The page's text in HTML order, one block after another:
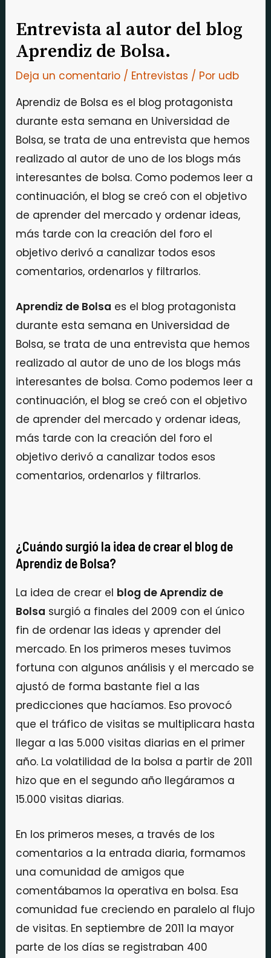
Entrevista al autor del blog
Aprendiz de Bolsa.
Deja un comentario / Entrevistas / Por udb
Aprendiz de Bolsa es el blog protagonista
durante esta semana en Universidad de
Bolsa, se trata de una entrevista que hemos
realizado al autor de uno de los blogs más
interesantes de bolsa. Como podemos leer a
continuación, el blog se creó con el objetivo
de aprender del mercado y ordenar ideas,
más tarde con la creación del foro el
objetivo derivó a canalizar todos esos
comentarios, ordenarlos y filtrarlos.
Aprendiz de Bolsa es el blog protagonista
durante esta semana en Universidad de
Bolsa, se trata de una entrevista que hemos
realizado al autor de uno de los blogs más
interesantes de bolsa. Como podemos leer a
continuación, el blog se creó con el objetivo
de aprender del mercado y ordenar ideas,
más tarde con la creación del foro el
objetivo derivó a canalizar todos esos
comentarios, ordenarlos y filtrarlos.
¿Cuándo surgió la idea de crear el blog de
Aprendiz de Bolsa?
La idea de crear el blog de Aprendiz de
Bolsa surgió a finales del 2009 con el único
fin de ordenar las ideas y aprender del
mercado. En los primeros meses tuvimos
fortuna con algunos análisis y el mercado se
ajustó de forma bastante fiel a las
predicciones que hacíamos. Eso provocó
que el tráfico de visitas se multiplicara hasta
llegar a las 5.000 visitas diarias en el primer
año. La volatilidad de la bolsa a partir de 2011
hizo que en el segundo año llegáramos a
15.000 visitas diarias.
En los primeros meses, a través de los
comentarios a la entrada diaria, formamos
una comunidad de amigos que
comentábamos la operativa en bolsa. Esa
comunidad fue creciendo en paralelo al flujo
de visitas. En septiembre de 2011 la mayor
parte de los días se registraban 400